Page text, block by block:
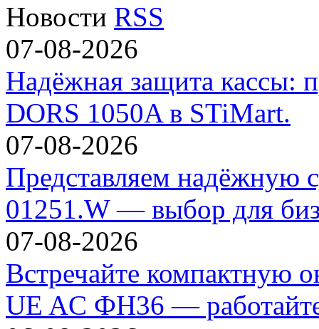
Новости RSS
07-08-2026
Надёжная защита кассы:
DORS 1050A в STiMart.
07-08-2026
Представляем надёжную
01251.W — выбор для
07-08-2026
Встречайте
UE AC ФН36 —